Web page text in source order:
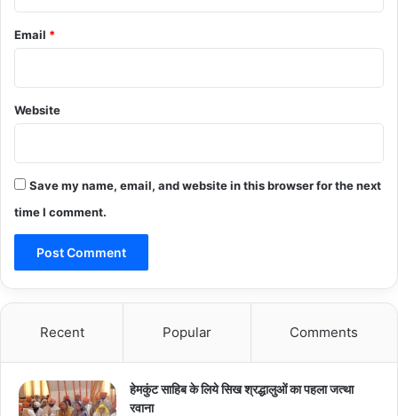
Email *
Website
Save my name, email, and website in this browser for the next
time I comment.
Recent Popular Comments
हेमकुंट साहिब के लिये सिख श्रद्धालुओं का पहला जत्था
रवाना